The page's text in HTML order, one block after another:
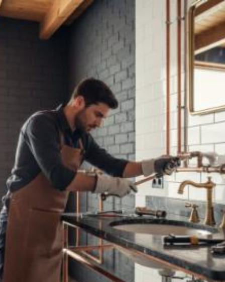
Quanto costa posare
tubature per la casa a
Trapani? Prezzi e
tariffe 2026
Il costo medio per posare tubature per la casa
va da2€ a 15000€
Vuoi sapere il prezzo preciso per posare tubature per la casa?
Ottieni preventivi gratuiti.
È completamente gratuito
Trova idraulici